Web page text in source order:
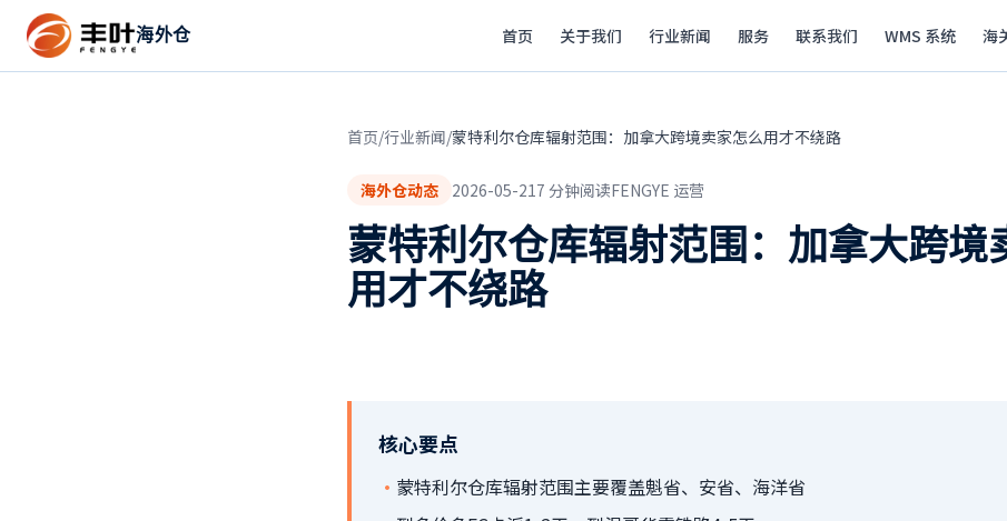
海外仓 首页 关于我们 行业新闻 服务 联系我们 WMS 系统 海
首页/行业新闻/蒙特利尔仓库辐射范围：加拿大跨境卖家怎么用才不绕路
海外仓动态 2026-05-217 分钟阅读FENGYE 运营
蒙特利尔仓库辐射范围：加拿大跨境
用才不绕路
核心要点
· 蒙特利尔仓库辐射范围主要覆盖魁省、安省、海洋省